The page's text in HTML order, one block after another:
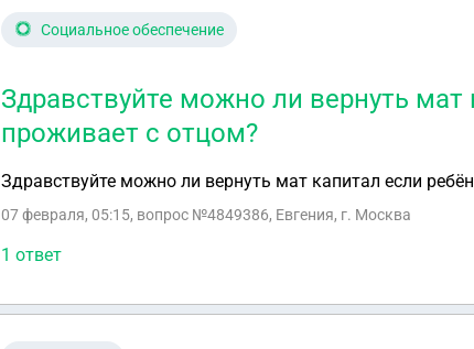
Социальное обеспечение
Здравствуйте можно ли вернуть мат
проживает с отцом?
Здравствуйте можно ли вернуть мат капитал если
07 февраля, 05:15, вопрос №4849386, Евгения, г. Москва
1 ответ